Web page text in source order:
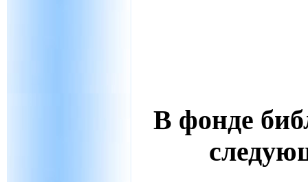
В фонде